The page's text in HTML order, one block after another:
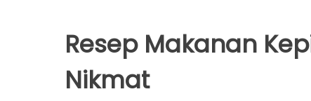
Resep Makanan
Nikmat